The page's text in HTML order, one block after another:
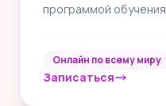
программой обучения.
Онлайн по всему миру
Записаться